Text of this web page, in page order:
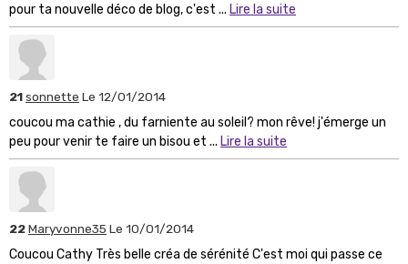
pour ta nouvelle déco de blog, c'est ... Lire la suite
21sonnette Le 12/01/2014
coucou ma cathie , du farniente au soleil? mon rêve! j'émerge un
peu pour venir te faire un bisou et ... Lire la suite
22Maryvonne35 Le 10/01/2014
Coucou Cathy Très belle créa de sérénité C'est moi qui passe ce